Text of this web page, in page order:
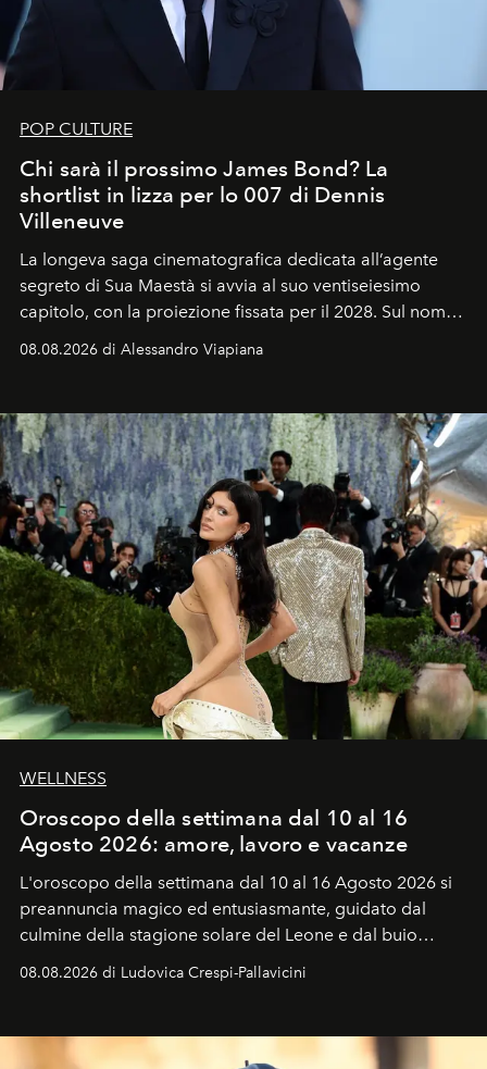
POP CULTURE
Chi sarà il prossimo James Bond? La
shortlist in lizza per lo 007 di Dennis
Villeneuve
La longeva saga cinematografica dedicata all’agente
segreto di Sua Maestà si avvia al suo ventiseiesimo
capitolo, con la proiezione fissata per il 2028. Sul nome
Craig, però, regna ancora il più assoluto riserbo.
08.08.2026 di Alessandro Viapiana
WELLNESS
Oroscopo della settimana dal 10 al 16
Agosto 2026: amore, lavoro e vacanze
L'oroscopo della settimana dal 10 al 16 Agosto 2026 si
preannuncia magico ed entusiasmante, guidato dal
culmine della stagione solare del Leone e dal buio
ideale per la notte delle Perseidi.
08.08.2026 di Ludovica Crespi-Pallavicini